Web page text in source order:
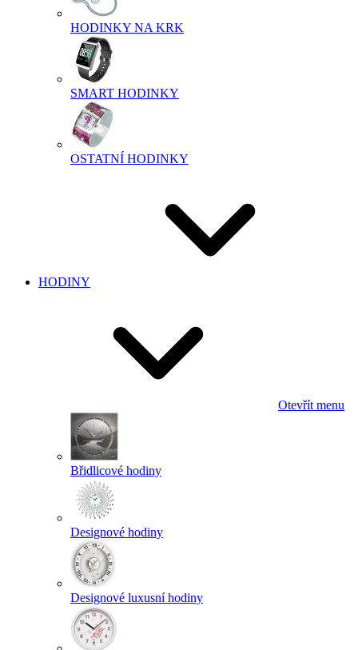
HODINKY NA KRK
SMART HODINKY
OSTATNÍ HODINKY
HODINY
Otevřít menu
Břidlicové hodiny
Designové hodiny
Designové luxusní hodiny